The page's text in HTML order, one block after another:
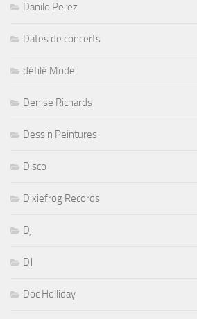
Danilo Perez
Dates de concerts
défilé Mode
Denise Richards
Dessin Peintures
Disco
Dixiefrog Records
Dj
DJ
Doc Holliday